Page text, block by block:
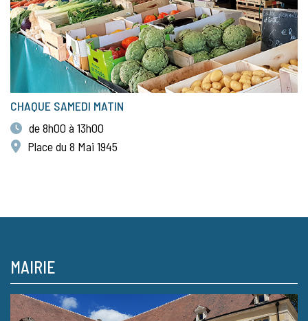
CHAQUE SAMEDI MATIN
de 8h00 à 13h00
Place du 8 Mai 1945
MAIRIE